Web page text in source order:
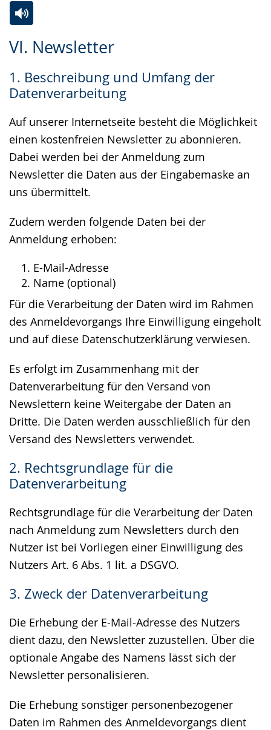
VI. Newsletter
1. Beschreibung und Umfang der
Datenverarbeitung
Auf unserer Internetseite besteht die Möglichkeit
einen kostenfreien Newsletter zu abonnieren.
Dabei werden bei der Anmeldung zum
Newsletter die Daten aus der Eingabemaske an
uns übermittelt.
Zudem werden folgende Daten bei der
Anmeldung erhoben:
E-Mail-Adresse
Name (optional)
Für die Verarbeitung der Daten wird im Rahmen
des Anmeldevorgangs Ihre Einwilligung eingeholt
und auf diese Datenschutzerklärung verwiesen.
Es erfolgt im Zusammenhang mit der
Datenverarbeitung für den Versand von
Newslettern keine Weitergabe der Daten an
Dritte. Die Daten werden ausschließlich für den
Versand des Newsletters verwendet.
2. Rechtsgrundlage für die
Datenverarbeitung
Rechtsgrundlage für die Verarbeitung der Daten
nach Anmeldung zum Newsletters durch den
Nutzer ist bei Vorliegen einer Einwilligung des
Nutzers Art. 6 Abs. 1 lit. a DSGVO.
3. Zweck der Datenverarbeitung
Die Erhebung der E-Mail-Adresse des Nutzers
dient dazu, den Newsletter zuzustellen. Über die
optionale Angabe des Namens lässt sich der
Newsletter personalisieren.
Die Erhebung sonstiger personenbezogener
Daten im Rahmen des Anmeldevorgangs dient
Leichten
wechseln.
Audio-
Video
Deutscher
wird
angezeigt.